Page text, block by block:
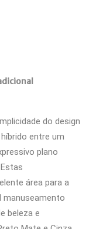
do design
entre um
plano
área para a
manuseamento
beleza e